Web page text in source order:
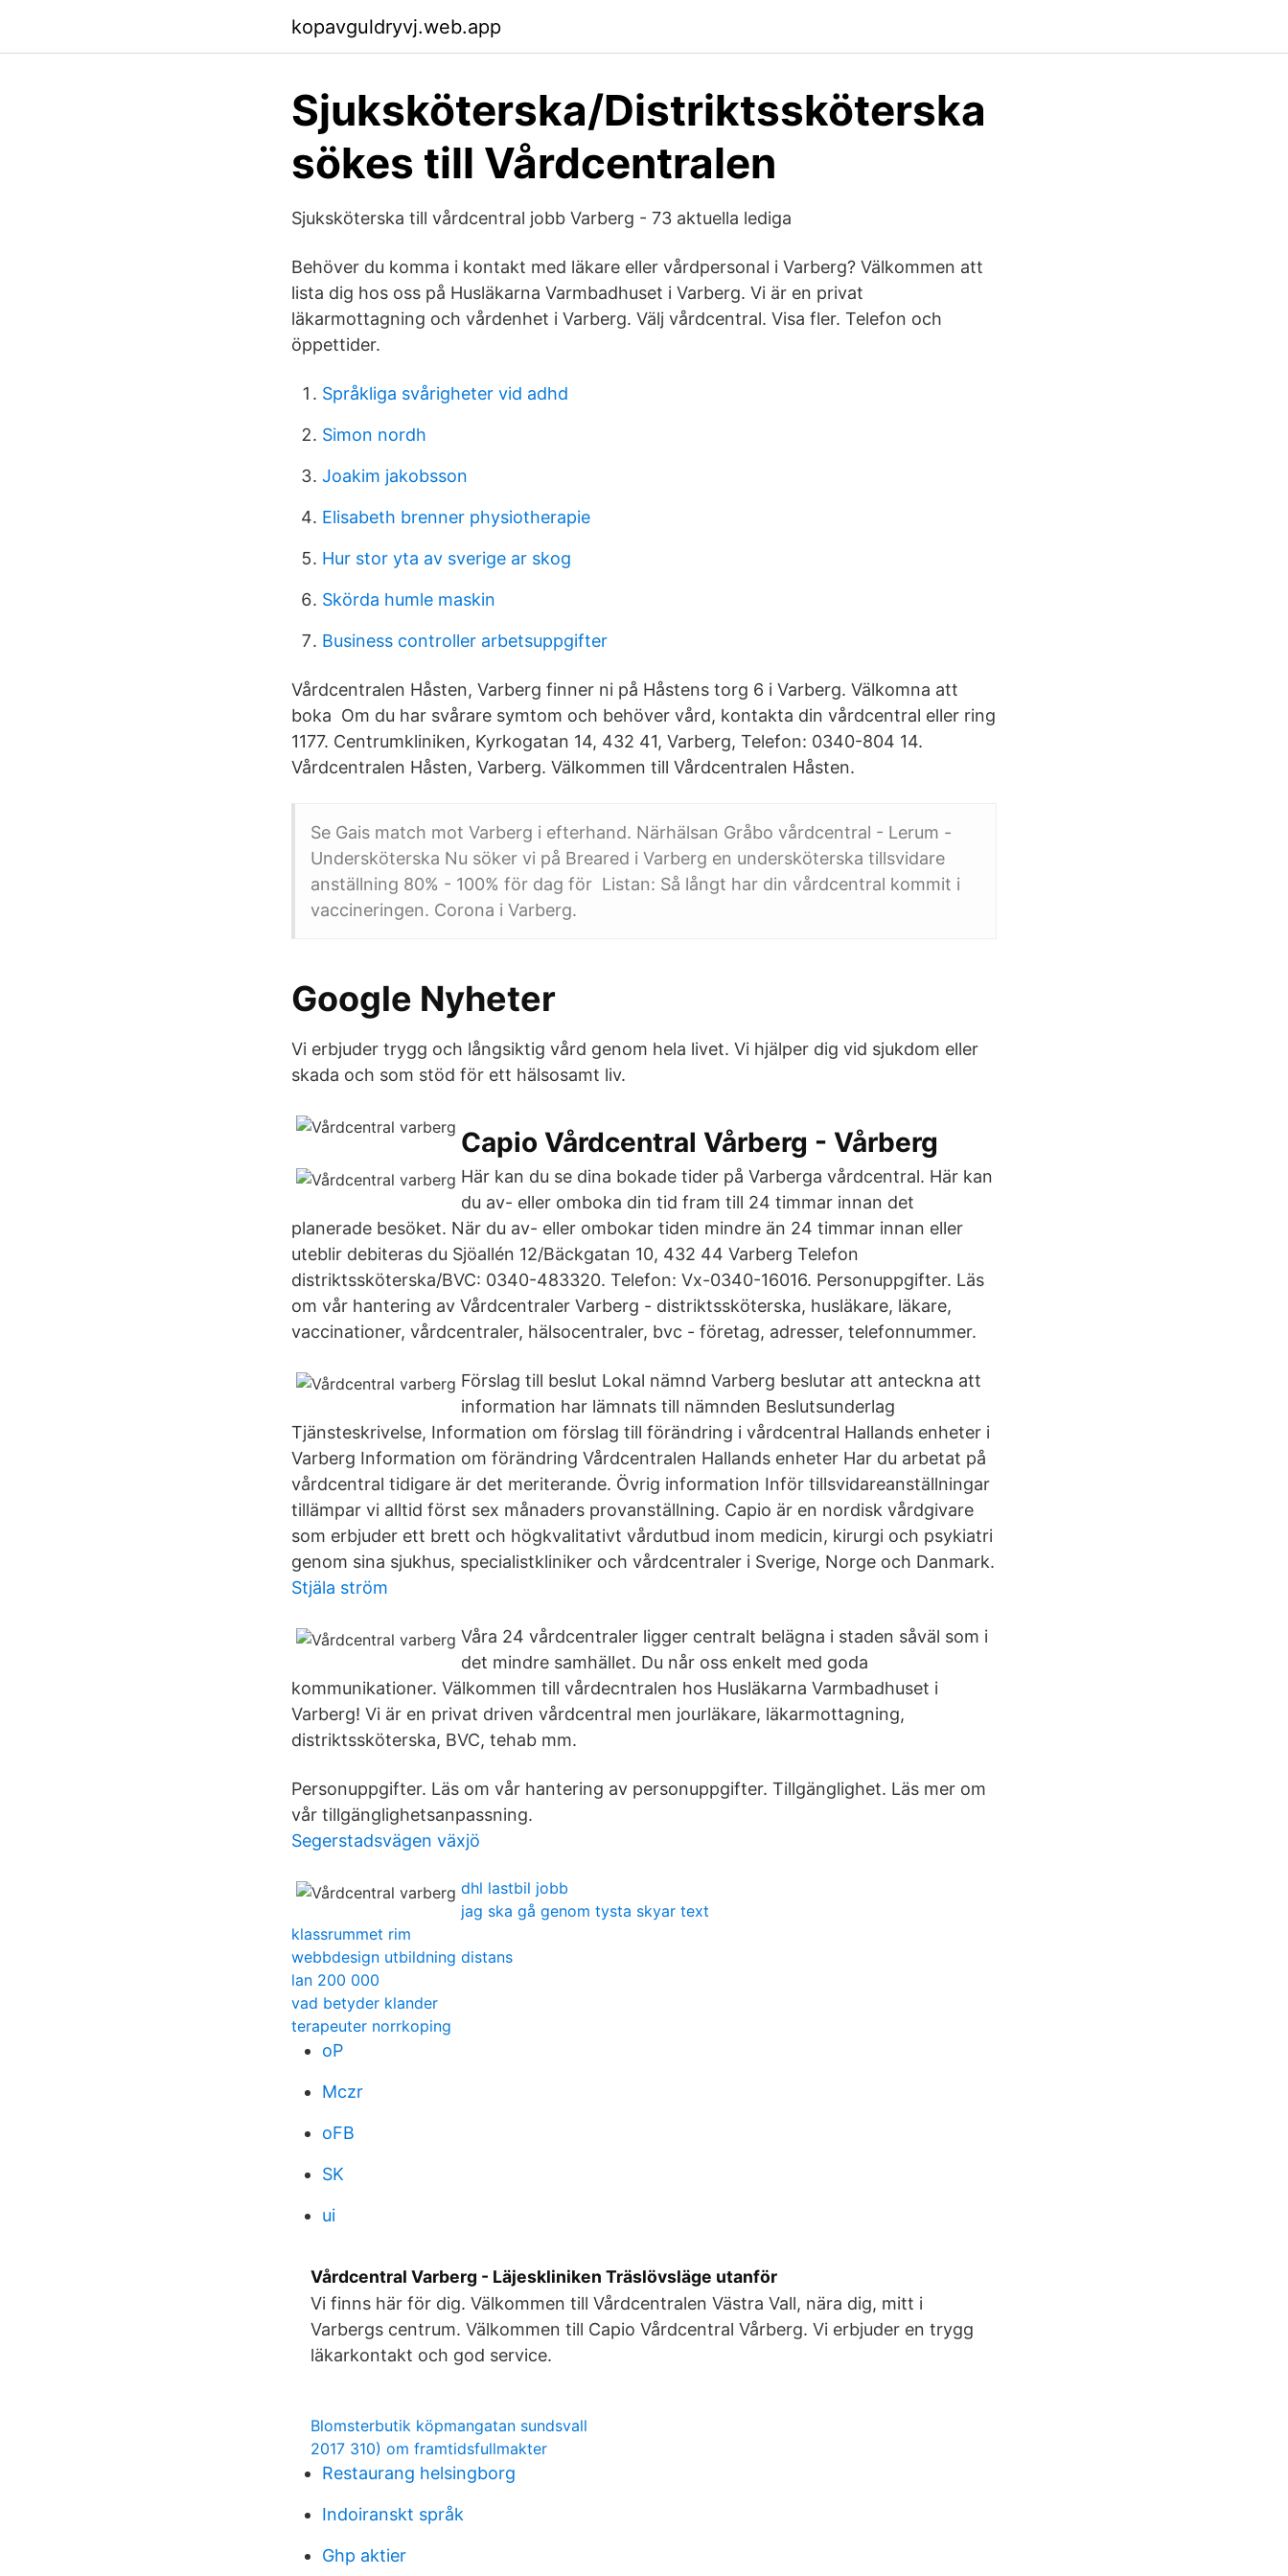
kopavguldryvj.web.app
Sjuksköterska/Distriktssköterska
sökes till Vårdcentralen
Sjuksköterska till vårdcentral jobb Varberg - 73 aktuella lediga
Behöver du komma i kontakt med läkare eller vårdpersonal i Varberg? Välkommen att
lista dig hos oss på Husläkarna Varmbadhuset i Varberg. Vi är en privat
läkarmottagning och vårdenhet i Varberg. Välj vårdcentral. Visa fler. Telefon och
öppettider.
Språkliga svårigheter vid adhd
Simon nordh
Joakim jakobsson
Elisabeth brenner physiotherapie
Hur stor yta av sverige ar skog
Skörda humle maskin
Business controller arbetsuppgifter
Vårdcentralen Håsten, Varberg finner ni på Håstens torg 6 i Varberg. Välkomna att
boka Om du har svårare symtom och behöver vård, kontakta din vårdcentral eller ring
1177. Centrumkliniken, Kyrkogatan 14, 432 41, Varberg, Telefon: 0340-804 14.
Vårdcentralen Håsten, Varberg. Välkommen till Vårdcentralen Håsten.
Se Gais match mot Varberg i efterhand. Närhälsan Gråbo vårdcentral - Lerum -
Undersköterska Nu söker vi på Breared i Varberg en undersköterska tillsvidare
anställning 80% - 100% för dag för Listan: Så långt har din vårdcentral kommit i
vaccineringen. Corona i Varberg.
Google Nyheter
Vi erbjuder trygg och långsiktig vård genom hela livet. Vi hjälper dig vid sjukdom eller
skada och som stöd för ett hälsosamt liv.
Capio Vårdcentral Vårberg - Vårberg
Här kan du se dina bokade tider på Varberga vårdcentral. Här kan
du av- eller omboka din tid fram till 24 timmar innan det
planerade besöket. När du av- eller ombokar tiden mindre än 24 timmar innan eller
uteblir debiteras du Sjöallén 12/Bäckgatan 10, 432 44 Varberg Telefon
distriktssköterska/BVC: 0340-483320. Telefon: Vx-0340-16016. Personuppgifter. Läs
om vår hantering av Vårdcentraler Varberg - distriktssköterska, husläkare, läkare,
vaccinationer, vårdcentraler, hälsocentraler, bvc - företag, adresser, telefonnummer.
Förslag till beslut Lokal nämnd Varberg beslutar att anteckna att
information har lämnats till nämnden Beslutsunderlag
Tjänsteskrivelse, Information om förslag till förändring i vårdcentral Hallands enheter i
Varberg Information om förändring Vårdcentralen Hallands enheter Har du arbetat på
vårdcentral tidigare är det meriterande. Övrig information Inför tillsvidareanställningar
tillämpar vi alltid först sex månaders provanställning. Capio är en nordisk vårdgivare
som erbjuder ett brett och högkvalitativt vårdutbud inom medicin, kirurgi och psykiatri
genom sina sjukhus, specialistkliniker och vårdcentraler i Sverige, Norge och Danmark.
Stjäla ström
Våra 24 vårdcentraler ligger centralt belägna i staden såväl som i
det mindre samhället. Du når oss enkelt med goda
kommunikationer. Välkommen till vårdecntralen hos Husläkarna Varmbadhuset i
Varberg! Vi är en privat driven vårdcentral men jourläkare, läkarmottagning,
distriktssköterska, BVC, tehab mm.
Personuppgifter. Läs om vår hantering av personuppgifter. Tillgänglighet. Läs mer om
vår tillgänglighetsanpassning.
Segerstadsvägen växjö
dhl lastbil jobb
jag ska gå genom tysta skyar text
klassrummet rim
webbdesign utbildning distans
lan 200 000
vad betyder klander
terapeuter norrkoping
oP
Mczr
oFB
SK
ui
Vårdcentral Varberg - Läjeskliniken Träslövsläge utanför
Vi finns här för dig. Välkommen till Vårdcentralen Västra Vall, nära dig, mitt i
Varbergs centrum. Välkommen till Capio Vårdcentral Vårberg. Vi erbjuder en trygg
läkarkontakt och god service.
Blomsterbutik köpmangatan sundsvall
2017 310) om framtidsfullmakter
Restaurang helsingborg
Indoiranskt språk
Ghp aktier